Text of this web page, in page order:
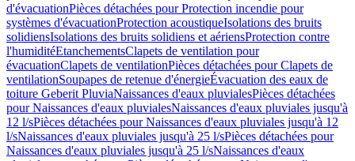
d'évacuationPièces détachées pour Protection incendie pour
systèmes d'évacuationProtection acoustiqueIsolations des bruits
solidiensIsolations des bruits solidiens et aériensProtection contre
l'humiditéEtanchementsClapets de ventilation pour
évacuationClapets de ventilationPièces détachées pour Clapets de
ventilationSoupapes de retenue d'énergieÉvacuation des eaux de
toiture Geberit PluviaNaissances d'eaux pluvialesPièces détachées
pour Naissances d'eaux pluvialesNaissances d'eaux pluviales jusqu'à
12 l/sPièces détachées pour Naissances d'eaux pluviales jusqu'à 12
l/sNaissances d'eaux pluviales jusqu'à 25 l/sPièces détachées pour
Naissances d'eaux pluviales jusqu'à 25 l/sNaissances d'eaux